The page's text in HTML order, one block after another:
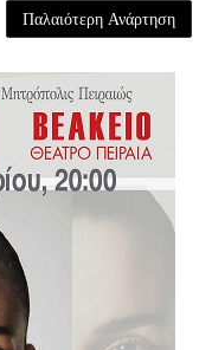
Παλαιότερη Ανάρτηση